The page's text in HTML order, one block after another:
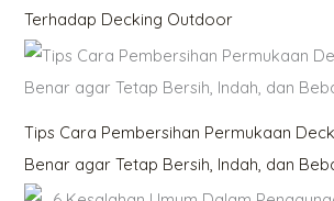
Terhadap Decking Outdoor
Tips Cara Pembersihan Permukaan
Benar agar Tetap Bersih, Indah, dan